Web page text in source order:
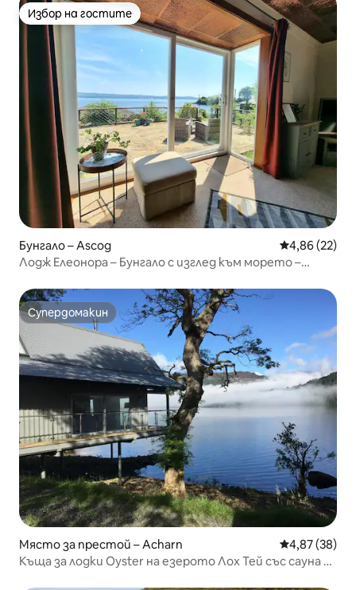
Избор на гостите
Избор на гостите
Бунгало – Ascog Средна
4,86 (22)
Лодж Елеонора – Бунгало с изглед към морето –
Супердомакин
Супердомакин
Място за престой – Acharn Средна
4,87 (38)
Къща за лодки Oyster на езерото Лох Тей със сауна и